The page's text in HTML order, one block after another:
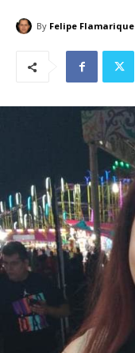
By Felipe Flamarique